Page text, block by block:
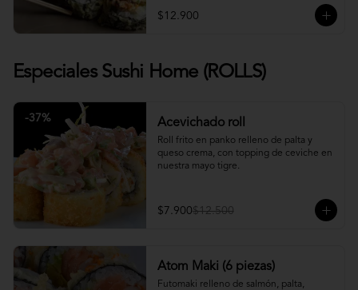
$12.900
Especiales Sushi Home (ROLLS)
-37% Acevichado roll
Roll frito en panko relleno de palta y
queso crema, con topping de ceviche en
nuestra mayo tigre.
$7.900$12.500
Atom Maki (6 piezas)
Futomaki relleno de salmón, palta,